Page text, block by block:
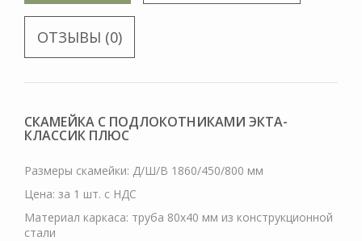
ОТЗЫВЫ (0)
СКАМЕЙКА С ПОДЛОКОТНИКАМИ ЭКТА-
КЛАССИК ПЛЮС
Размеры скамейки: Д/Ш/В 1860/450/800 мм
Цена: за 1 шт. с НДС
Материал каркаса: труба 80х40 мм из конструкционной
стали